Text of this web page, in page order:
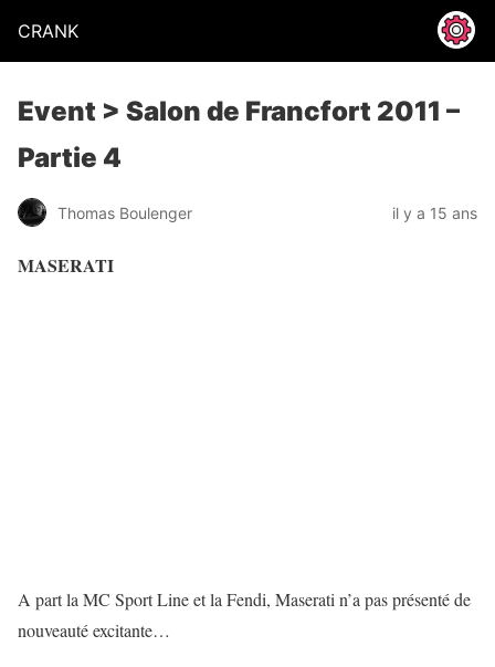
CRANK
Event > Salon de Francfort 2011 –
Partie 4
Thomas Boulenger il y a 15 ans
MASERATI
A part la MC Sport Line et la Fendi, Maserati n’a pas présenté de
nouveauté excitante…